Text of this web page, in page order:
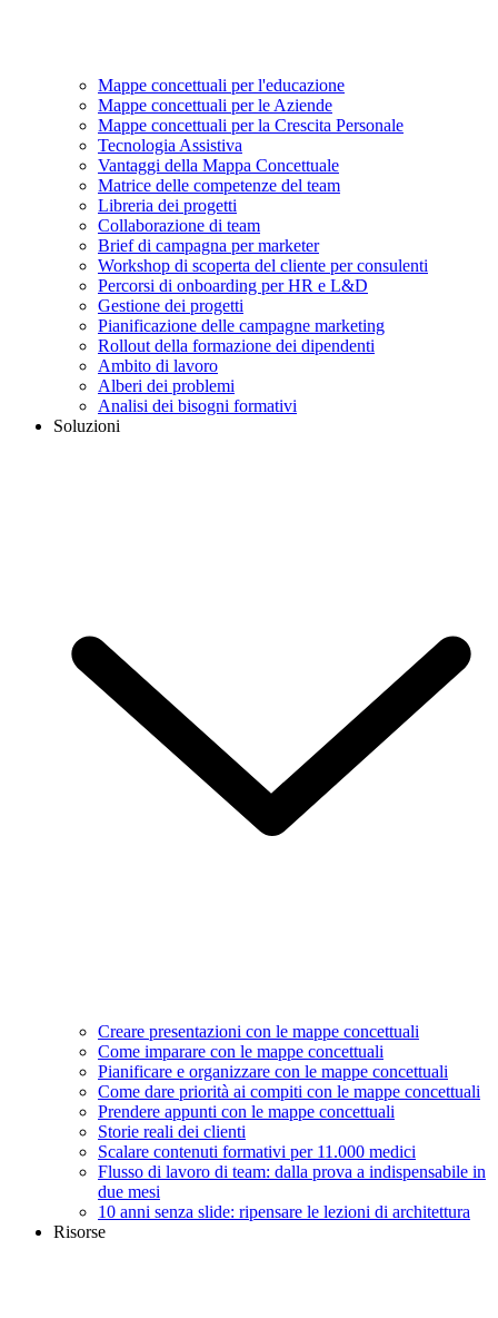
Mappe concettuali per l'educazione
Mappe concettuali per le Aziende
Mappe concettuali per la Crescita Personale
Tecnologia Assistiva
Vantaggi della Mappa Concettuale
Matrice delle competenze del team
Libreria dei progetti
Collaborazione di team
Brief di campagna per marketer
Workshop di scoperta del cliente per consulenti
Percorsi di onboarding per HR e L&D
Gestione dei progetti
Pianificazione delle campagne marketing
Rollout della formazione dei dipendenti
Ambito di lavoro
Alberi dei problemi
Analisi dei bisogni formativi
Soluzioni
Creare presentazioni con le mappe concettuali
Come imparare con le mappe concettuali
Pianificare e organizzare con le mappe concettuali
Come dare priorità ai compiti con le mappe concettuali
Prendere appunti con le mappe concettuali
Storie reali dei clienti
Scalare contenuti formativi per 11.000 medici
Flusso di lavoro di team: dalla prova a indispensabile in
due mesi
10 anni senza slide: ripensare le lezioni di architettura
Risorse